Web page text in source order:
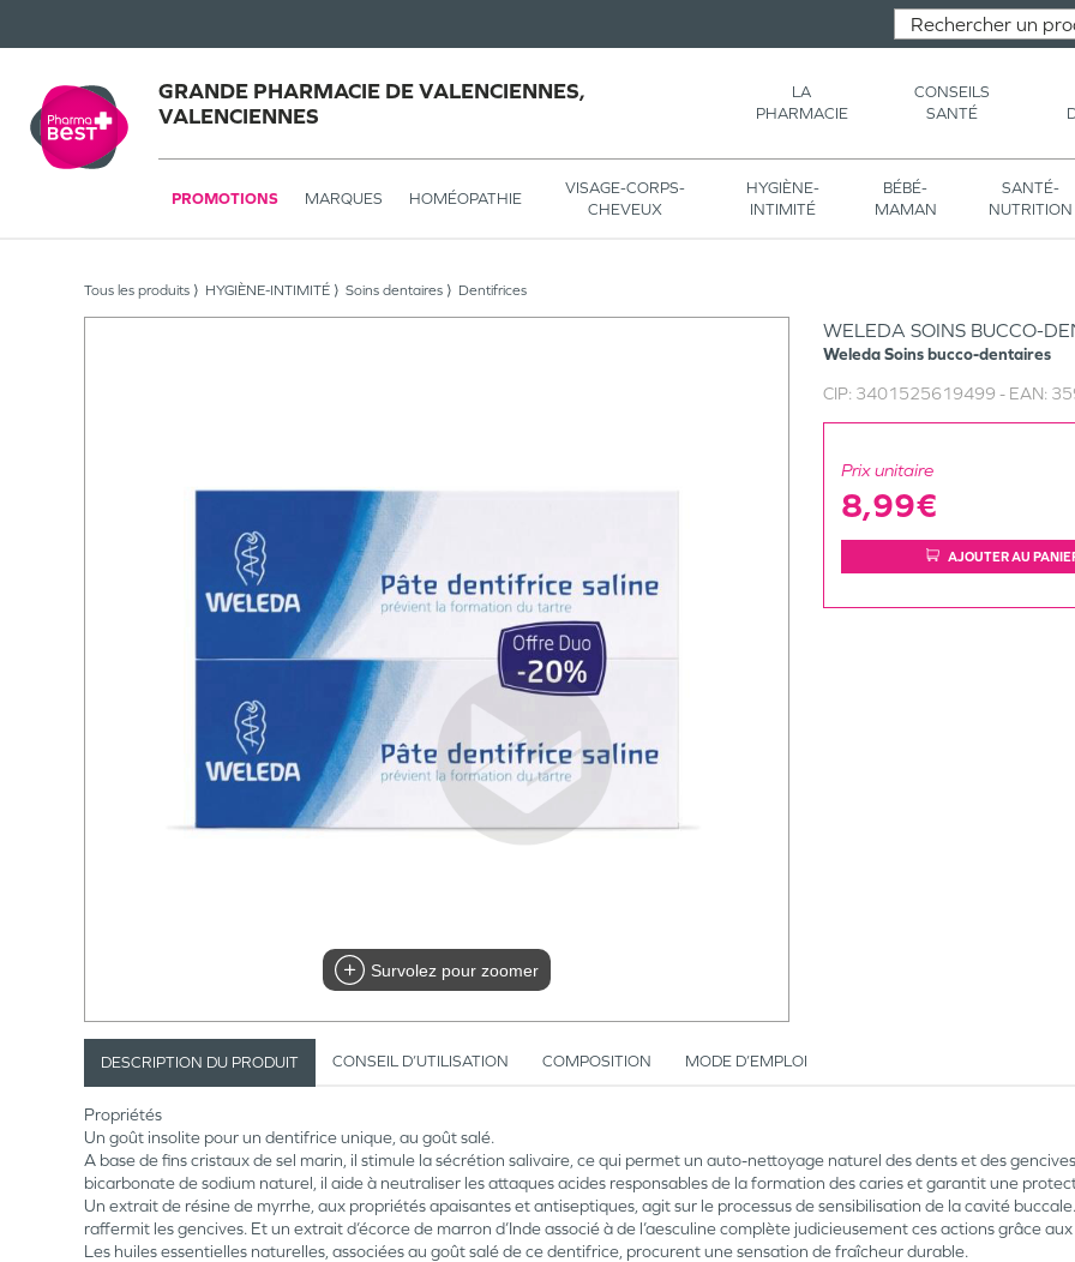
GRANDE PHARMACIE DE VALENCIENNES,
VALENCIENNES
LA
PHARMACIE
CONSEILS
SANTÉ
PROMOTIONS MARQUES HOMÉOPATHIE
VISAGE-CORPS-
CHEVEUX
HYGIÈNE-
INTIMITÉ
BÉBÉ-
MAMAN
SANTÉ-
NUTRITION
Tous les produits HYGIÈNE-INTIMITÉ Soins dentaires Dentifrices
Survolez pour zoomer
WELEDA SOINS BUCCO-
WeledaSoins bucco-dentaires
CIP: 3401525619499 - EAN:
Prix unitaire
8,99€
AJOUTER AU
DESCRIPTION DU PRODUIT CONSEIL D’UTILISATION COMPOSITION MODE D’EMPLOI
Propriétés
Un goût insolite pour un dentifrice unique, au goût salé.
A base de fins cristaux de sel marin, il stimule la sécrétion salivaire, ce qui permet un auto-nettoyage naturel des dents et des
bicarbonate de sodium naturel, il aide à neutraliser les attaques acides responsables de la formation des caries et garantit une
Un extrait de résine de myrrhe, aux propriétés apaisantes et antiseptiques, agit sur le processus de sensibilisation de la cavité
raffermit les gencives. Et un extrait d’écorce de marron d’Inde associé à de l’aesculine complète judicieusement ces actions grâce
Les huiles essentielles naturelles, associées au goût salé de ce dentifrice, procurent une sensation de fraîcheur durable.